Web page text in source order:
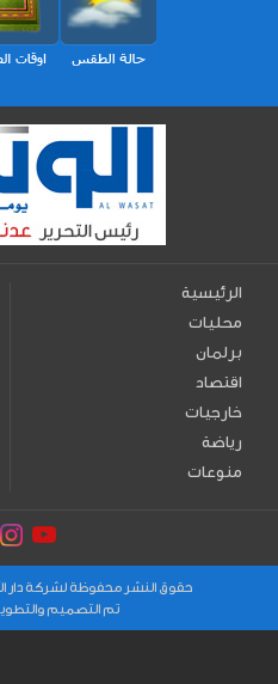
الرئيسية
محليات
برلمان
اقتصاد
خارجيات
رياضة
منوعات
حقوق النشر محفوظة لشركة دار
تم التصميم